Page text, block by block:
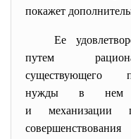
покажет
Ее
путем
нужды в нем
и механизации